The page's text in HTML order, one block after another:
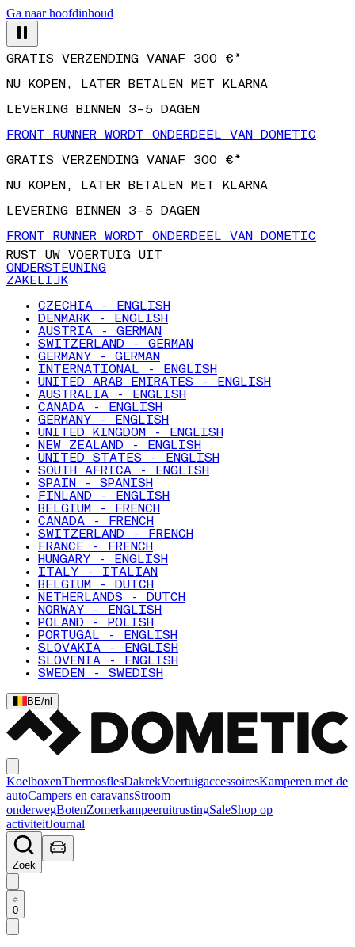
Ga naar hoofdinhoud
NU KOPEN, LATER BETALEN MET KLARNA
LEVERING BINNEN 3–5 DAGEN
FRONT RUNNER WORDT ONDERDEEL VAN DOMETIC
GRATIS VERZENDING VANAF 300 €*
NU KOPEN, LATER BETALEN MET KLARNA
LEVERING BINNEN 3–5 DAGEN
FRONT RUNNER WORDT ONDERDEEL VAN DOMETIC
RUST UW VOERTUIG UIT
ONDERSTEUNING
ZAKELIJK
CZECHIA - ENGLISH
DENMARK - ENGLISH
AUSTRIA - GERMAN
SWITZERLAND - GERMAN
GERMANY - GERMAN
INTERNATIONAL - ENGLISH
UNITED ARAB EMIRATES - ENGLISH
AUSTRALIA - ENGLISH
CANADA - ENGLISH
GERMANY - ENGLISH
UNITED KINGDOM - ENGLISH
NEW ZEALAND - ENGLISH
UNITED STATES - ENGLISH
SOUTH AFRICA - ENGLISH
SPAIN - SPANISH
FINLAND - ENGLISH
BELGIUM - FRENCH
CANADA - FRENCH
SWITZERLAND - FRENCH
FRANCE - FRENCH
HUNGARY - ENGLISH
ITALY - ITALIAN
BELGIUM - DUTCH
NETHERLANDS - DUTCH
NORWAY - ENGLISH
POLAND - POLISH
PORTUGAL - ENGLISH
SLOVAKIA - ENGLISH
SLOVENIA - ENGLISH
SWEDEN - SWEDISH
BE/nl
KoelboxenThermosflesDakrekVoertuigaccessoiresKamperen met de
autoCampers en caravansStroom
onderwegBotenZomerkampeeruitrustingSaleShop op
activiteitJournal
Zoek
0